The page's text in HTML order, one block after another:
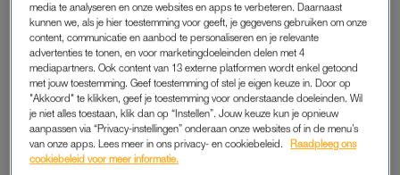
Charlene Quaresma, adviseur vermogensbeheer bij een
Amerikaanse bank, legt uit wat het precies inhoudt. “Het is een
term die iemand aanduidt met een diepe, vaak irrationele
angst voor financiële onzekerheid in de toekomst. Hoewel het
geen medische of klinische aandoening is, weerspiegelt het
een zeer reële angst omhet spaargeldte zien opraken en de
financiële vrijheid te verliezen.”
media te analyseren en onze websites en apps te verbeteren. Daarnaast
kunnen we, als je hier toestemming voor geeft, je gegevens gebruiken om onze
content, communicatie en aanbod te personaliseren en je relevante
advertenties te tonen, en voor marketingdoeleinden delen met 4
mediapartners. Ook content van 13 externe platformen wordt enkel getoond
met jouw toestemming. Geef toestemming of stel je eigen keuze in. Door op
"Akkoord" te klikken, geef je toestemming voor onderstaande doeleinden. Wil
je niet alles toestaan, klik dan op “Instellen”. Jouw keuze kun je opnieuw
aanpassen via “Privacy-instellingen” onderaan onze websites of in de menu’s
van onze apps. Lees meer in ons privacy- en cookiebeleid.
Raadpleeg ons
cookiebeleid voor meer informatie.